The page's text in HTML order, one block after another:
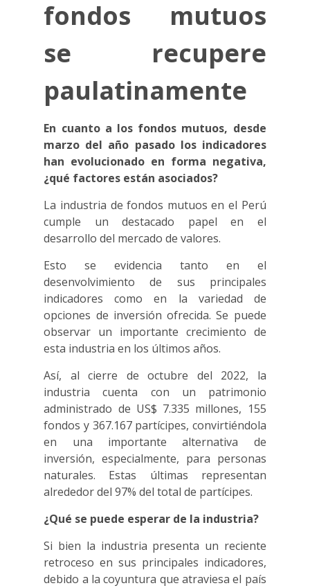
fondos mutuos
se recupere
paulatinamente
En cuanto a los fondos mutuos, desde
marzo del año pasado los indicadores
han evolucionado en forma negativa,
¿qué factores están asociados?
La industria de fondos mutuos en el Perú
cumple un destacado papel en el
desarrollo del mercado de valores.
Esto se evidencia tanto en el
desenvolvimiento de sus principales
indicadores como en la variedad de
opciones de inversión ofrecida. Se puede
observar un importante crecimiento de
esta industria en los últimos años.
Así, al cierre de octubre del 2022, la
industria cuenta con un patrimonio
administrado de US$ 7.335 millones, 155
fondos y 367.167 partícipes, convirtiéndola
en una importante alternativa de
inversión, especialmente, para personas
naturales. Estas últimas representan
alrededor del 97% del total de partícipes.
¿Qué se puede esperar de la industria?
Si bien la industria presenta un reciente
retroceso en sus principales indicadores,
debido a la coyuntura que atraviesa el país